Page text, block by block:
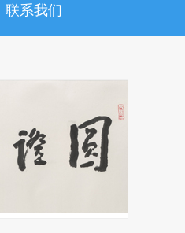
联系我们